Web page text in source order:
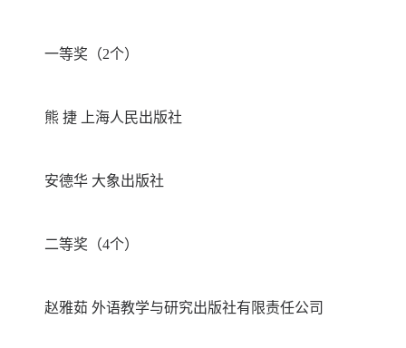
一等奖（2个）
熊 捷 上海人民出版社
安德华 大象出版社
二等奖（4个）
赵雅茹 外语教学与研究出版社有限责任公司